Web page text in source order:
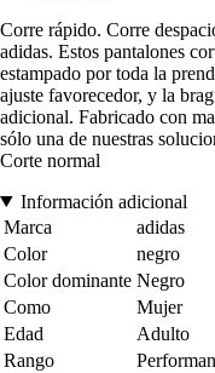
Corre rápido. Corre
adidas. Estos pantalones
estampado por toda la
ajuste favorecedor, y la
adicional. Fabricado con
sólo una de nuestras
Corte normal
Información adicional
Marca
adidas
Color
negro
Color dominante Negro
Como
Mujer
Edad
Adulto
Rango